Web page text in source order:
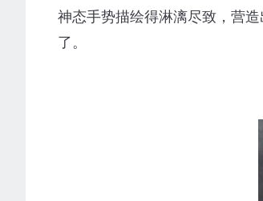
神态手势描绘得淋漓尽致，营
了。